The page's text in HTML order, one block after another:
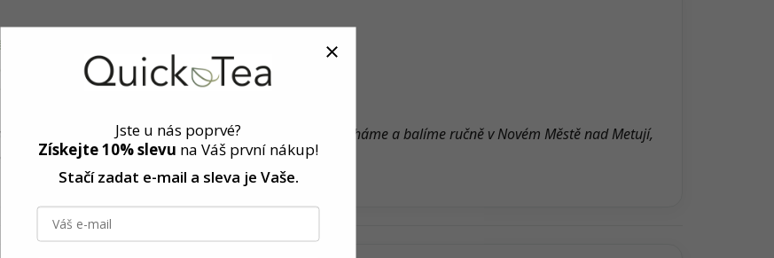
QuickTea
kurzu fytoterapie
Karlovy
– Adéla a Štěpán. Všechny čaje i bylinné směsi sami mícháme a balíme ručně v Novém Městě nad Metují,
naše radost a srdcová záležitost.
Jste u nás poprvé?
Získejte 10% slevu na Váš první nákup!
Stačí zadat e-mail a sleva je Vaše.